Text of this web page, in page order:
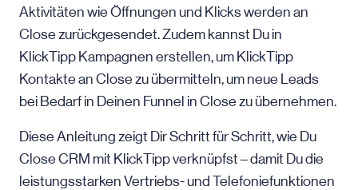
Aktivitäten wie Öffnungen und Klicks werden an
Close zurückgesendet. Zudem kannst Du in
KlickTipp Kampagnen erstellen, um KlickTipp
Kontakte an Close zu übermitteln, um neue Leads
bei Bedarf in Deinen Funnel in Close zu übernehmen.
Diese Anleitung zeigt Dir Schritt für Schritt, wie Du
Close CRM mit KlickTipp verknüpfst – damit Du die
leistungsstarken Vertriebs- und Telefoniefunktionen